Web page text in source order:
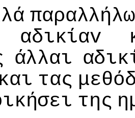
αδικίαv
άλλαι
και τας
της